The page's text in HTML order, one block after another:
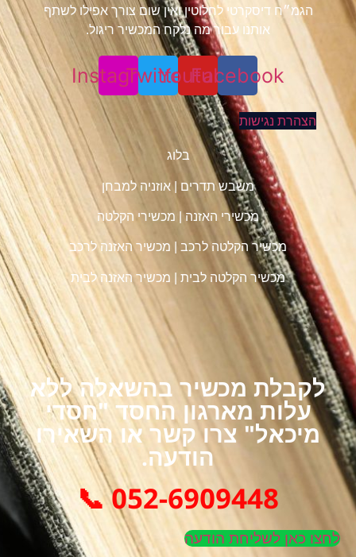
הגמ״ח דיסקרטי לחלוטין ואין שום צורך אפילו לשתף
אותנו עבור מה נלקח המכשיר ריגול.
Facebook
Youtube
Twitter
Instagram
הצהרת נגישות
בלוג
משבש תדרים |אוזניה למבחן
מכשירי האזנה| מכשירי הקלטה
מכשיר הקלטה לרכב מכשיר האזנה לרכב
מכשיר הקלטה לבית מכשיר האזנה לבית
לקבלת מכשיר בהשאלה ללא
עלות מארגון החסד "חסדי
מיכאל" צרו קשר או השאירו
הודעה.
052-6909448 📞
לחצו כאן לשליחת הודעה